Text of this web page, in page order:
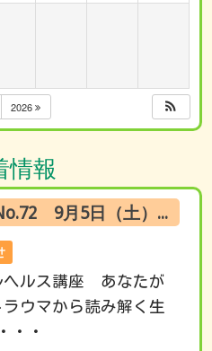
2026
情報
家族会だより No.72 9月5日（土） オンライン試聴のお知らせ
ヘルス講座 あなたが
ウマから読み解く生
・・